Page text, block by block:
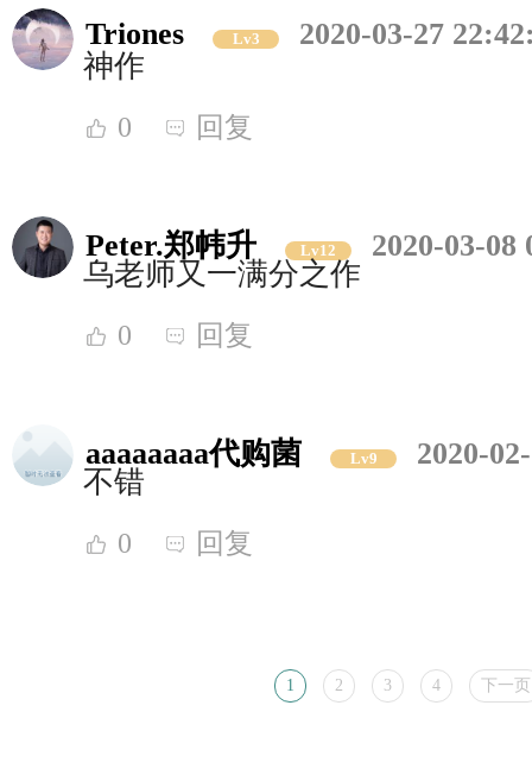
Triones Lv3
2020-03-27
神作
0 回复
Peter.郑帏升 Lv12
2020-03-08
乌老师又一满分之作
0 回复
aaaaaaaa代购菌 Lv9
2020-
不错
0 回复
1 2 3 4 下一页